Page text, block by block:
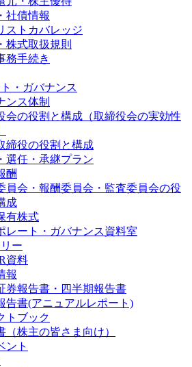
社債情報
ストカバレッジ
株式取扱規則
務手続き
・ガバナンス
ンス体制
会の役割と構成（取締役会の実効性
締役の役割と構成
選任・承継プラン
酬
員会・報酬委員会・監査委員会の役
成
有株式
レート・ガバナンス資料室
ー
資料
報
券報告書・四半期報告書
告書(アニュアルレポート)
トブック
（株主の皆さま向け）
ント